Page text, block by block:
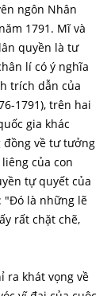
ngôn Nhân
1791. Mĩ và
quyền là tư
lí có ý nghĩa
trích dẫn của
1791), trên hai
gia khác
đồng về tư tưởng
của con
tự quyết của
"Đó là những lẽ
rất chặt chẽ,
ra khát vọng về